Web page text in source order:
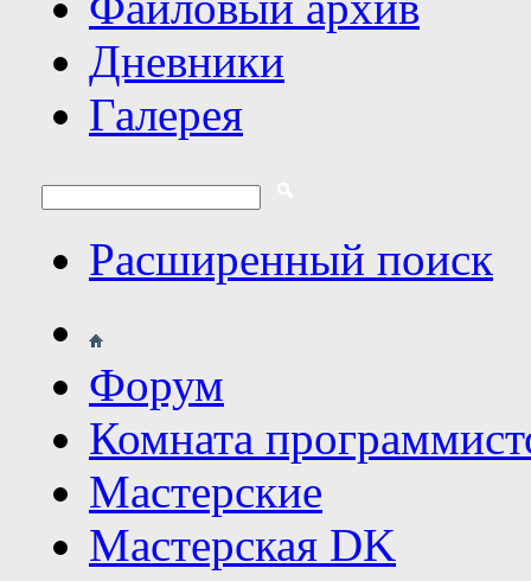
Дневники
Галерея
Расширенный поиск
Форум
Комната
Мастерские
Мастерская DK